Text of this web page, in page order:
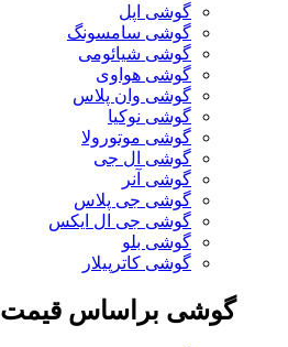
گوشی اپل
گوشی سامسونگ
گوشی شیائومی
گوشی هواوی
گوشی وان پلاس
گوشی نوکیا
گوشی موتورولا
گوشی ال جی
گوشی آنر
گوشی جی پلاس
گوشی جی ال ایکس
گوشی بلو
گوشی کاترپیلار
گوشی براساس قیمت